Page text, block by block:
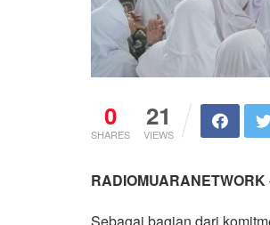
0
SHARES
21
VIEWS
RADIOMUARANETWORK
Sebagai bagian dari